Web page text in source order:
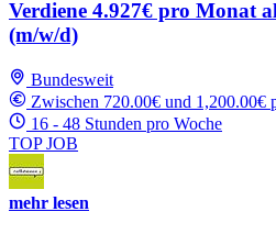
Verdiene 4.927€ pro Monat
(m/w/d)
Bundesweit
Zwischen 720.00€ und 1,200.00€
16 - 48 Stunden pro Woche
TOP JOB
mehr lesen